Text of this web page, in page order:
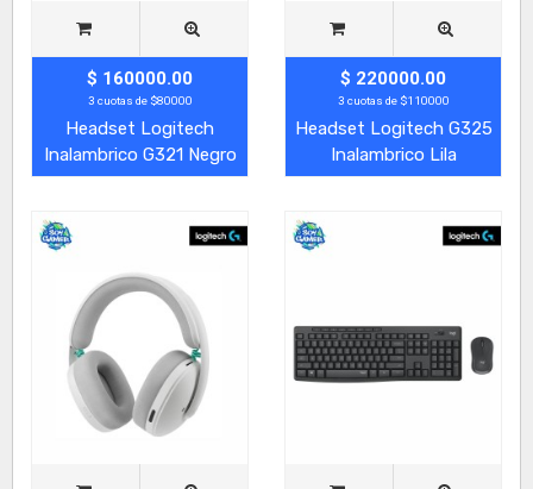
$ 160000.00
3 cuotas de $80000
Headset Logitech
Inalambrico G321 Negro
$ 220000.00
3 cuotas de $110000
Headset Logitech G325
Inalambrico Lila